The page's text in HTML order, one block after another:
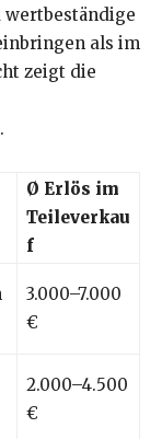
wertbeständige
als im
zeigt die
Ø Erlös im
Teileverkau
f
3.000–7.000
€
2.000–4.500
€